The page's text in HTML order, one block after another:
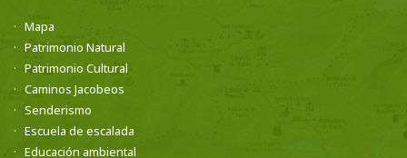
Mapa
Patrimonio Natural
Patrimonio Cultural
Caminos Jacobeos
Senderismo
Escuela de escalada
Educación ambiental